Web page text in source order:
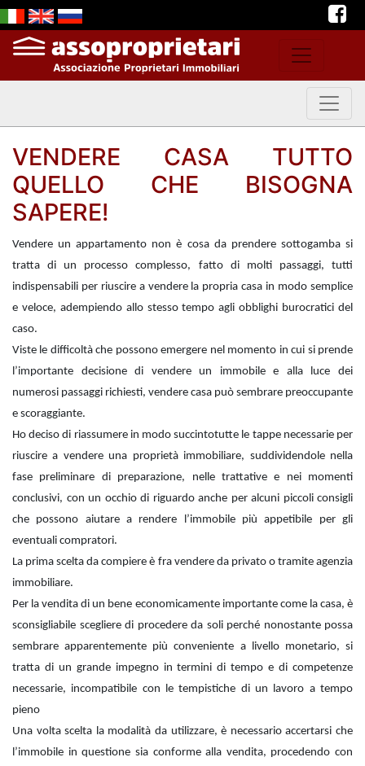
VENDERE CASA TUTTO
QUELLO CHE BISOGNA
SAPERE!
Vendere un appartamento non è cosa da prendere sottogamba si
tratta di un processo complesso, fatto di molti passaggi, tutti
indispensabili per riuscire a vendere la propria casa in modo semplice
e veloce, adempiendo allo stesso tempo agli obblighi burocratici del
caso.
Viste le difficoltà che possono emergere nel momento in cui si prende
l’importante decisione di vendere un immobile e alla luce dei
numerosi passaggi richiesti, vendere casa può sembrare preoccupante
e scoraggiante.
Ho deciso di riassumere in modo succintotutte le tappe necessarie per
riuscire a vendere una proprietà immobiliare, suddividendole nella
fase preliminare di preparazione, nelle trattative e nei momenti
conclusivi, con un occhio di riguardo anche per alcuni piccoli consigli
che possono aiutare a rendere l’immobile più appetibile per gli
eventuali compratori.
La prima scelta da compiere è fra vendere da privato o tramite agenzia
immobiliare.
Per la vendita di un bene economicamente importante come la casa, è
sconsigliabile scegliere di procedere da soli perché nonostante possa
sembrare apparentemente più conveniente a livello monetario, si
tratta di un grande impegno in termini di tempo e di competenze
necessarie, incompatibile con le tempistiche di un lavoro a tempo
pieno
Una volta scelta la modalità da utilizzare, è necessario accertarsi che
l’immobile in questione sia conforme alla vendita, procedendo con